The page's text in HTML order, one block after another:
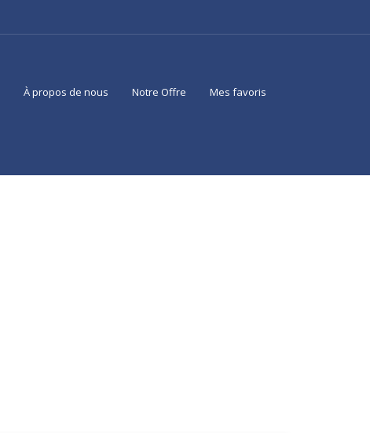
À propos de nous Notre Offre Mes favoris